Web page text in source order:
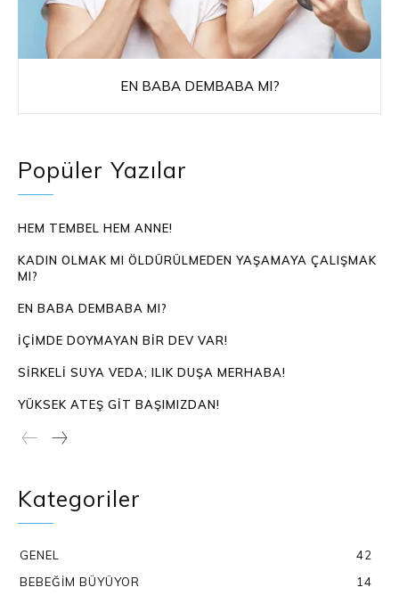
EN BABA DEMBABA MI?
Popüler Yazılar
HEM TEMBEL HEM ANNE!
KADIN OLMAK MI ÖLDÜRÜLMEDEN YAŞAMAYA ÇALIŞMAK
MI?
EN BABA DEMBABA MI?
İÇIMDE DOYMAYAN BIR DEV VAR!
SIRKELI SUYA VEDA; ILIK DUŞA MERHABA!
YÜKSEK ATEŞ GIT BAŞIMIZDAN!
Kategoriler
GENEL
42
BEBEĞIM BÜYÜYOR
14